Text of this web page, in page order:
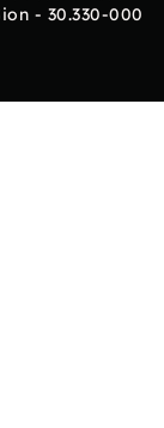
- 30.330-000